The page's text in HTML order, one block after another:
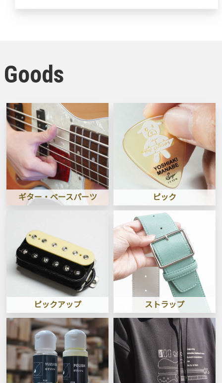
Goods
ギター・ベースパーツ ピック
ピックアップ ストラップ